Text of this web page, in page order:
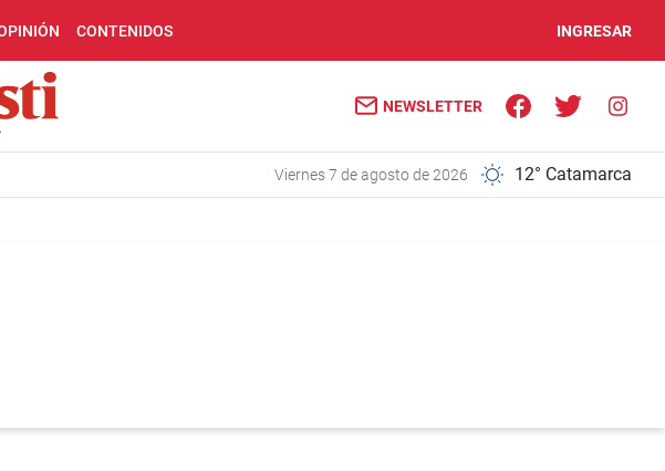
CONTENIDOS INGRESAR
NEWSLETTER
viernes 7 de agosto de 2026 12° Catamarca